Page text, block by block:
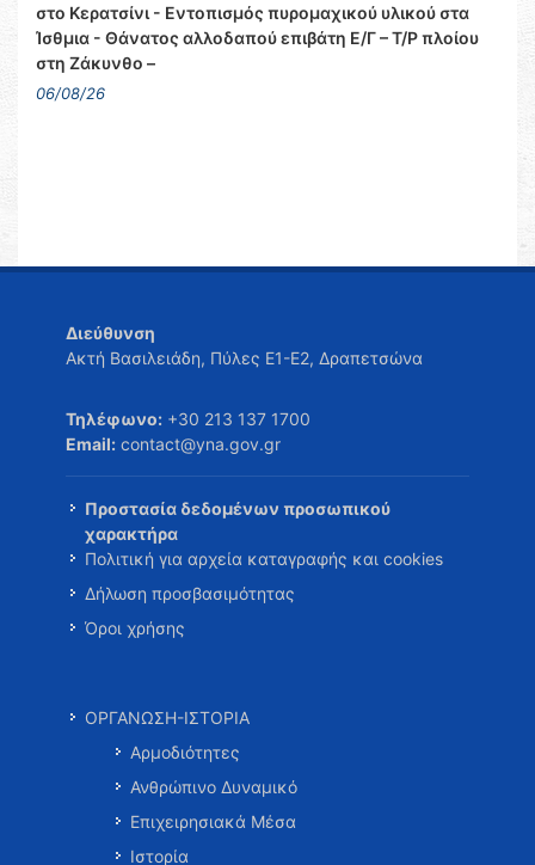
στο Κερατσίνι - Εντοπισμός πυρομαχικού υλικού στα
Ίσθμια - Θάνατος αλλοδαπού επιβάτη Ε/Γ – Τ/Ρ πλοίου
στη Ζάκυνθο –
06/08/26
Διεύθυνση
Ακτή Βασιλειάδη, Πύλες Ε1-Ε2, Δραπετσώνα
Τηλέφωνο: +30 213 137 1700
Email: contact@yna.gov.gr
Προστασία δεδομένων προσωπικού
χαρακτήρα
Πολιτική για αρχεία καταγραφής και cookies
Δήλωση προσβασιμότητας
Όροι χρήσης
ΟΡΓΑΝΩΣΗ-ΙΣΤΟΡΙΑ
Αρμοδιότητες
Ανθρώπινο Δυναμικό
Επιχειρησιακά Μέσα
Ιστορία